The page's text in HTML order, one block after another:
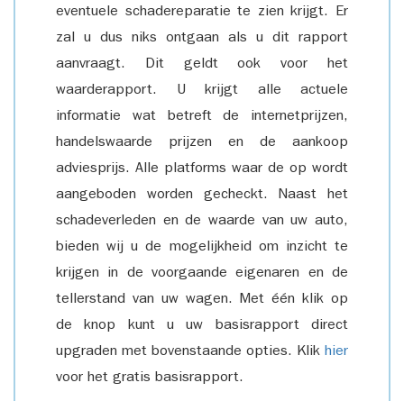
eventuele schadereparatie te zien krijgt. Er
zal u dus niks ontgaan als u dit rapport
aanvraagt. Dit geldt ook voor het
waarderapport. U krijgt alle actuele
informatie wat betreft de internetprijzen,
handelswaarde prijzen en de aankoop
adviesprijs. Alle platforms waar de op wordt
aangeboden worden gecheckt. Naast het
schadeverleden en de waarde van uw auto,
bieden wij u de mogelijkheid om inzicht te
krijgen in de voorgaande eigenaren en de
tellerstand van uw wagen. Met één klik op
de knop kunt u uw basisrapport direct
upgraden met bovenstaande opties. Klik hier
voor het gratis basisrapport.